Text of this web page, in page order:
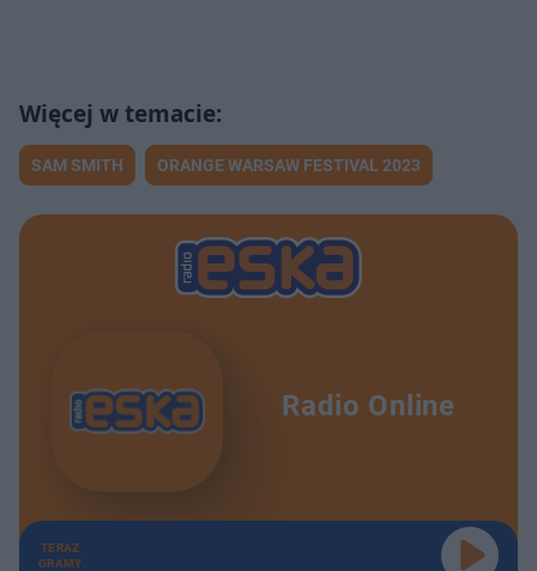
SAM SMITH ORANGE WARSAW FESTIVAL 2023
Radio Online
TERAZ
GRAMY